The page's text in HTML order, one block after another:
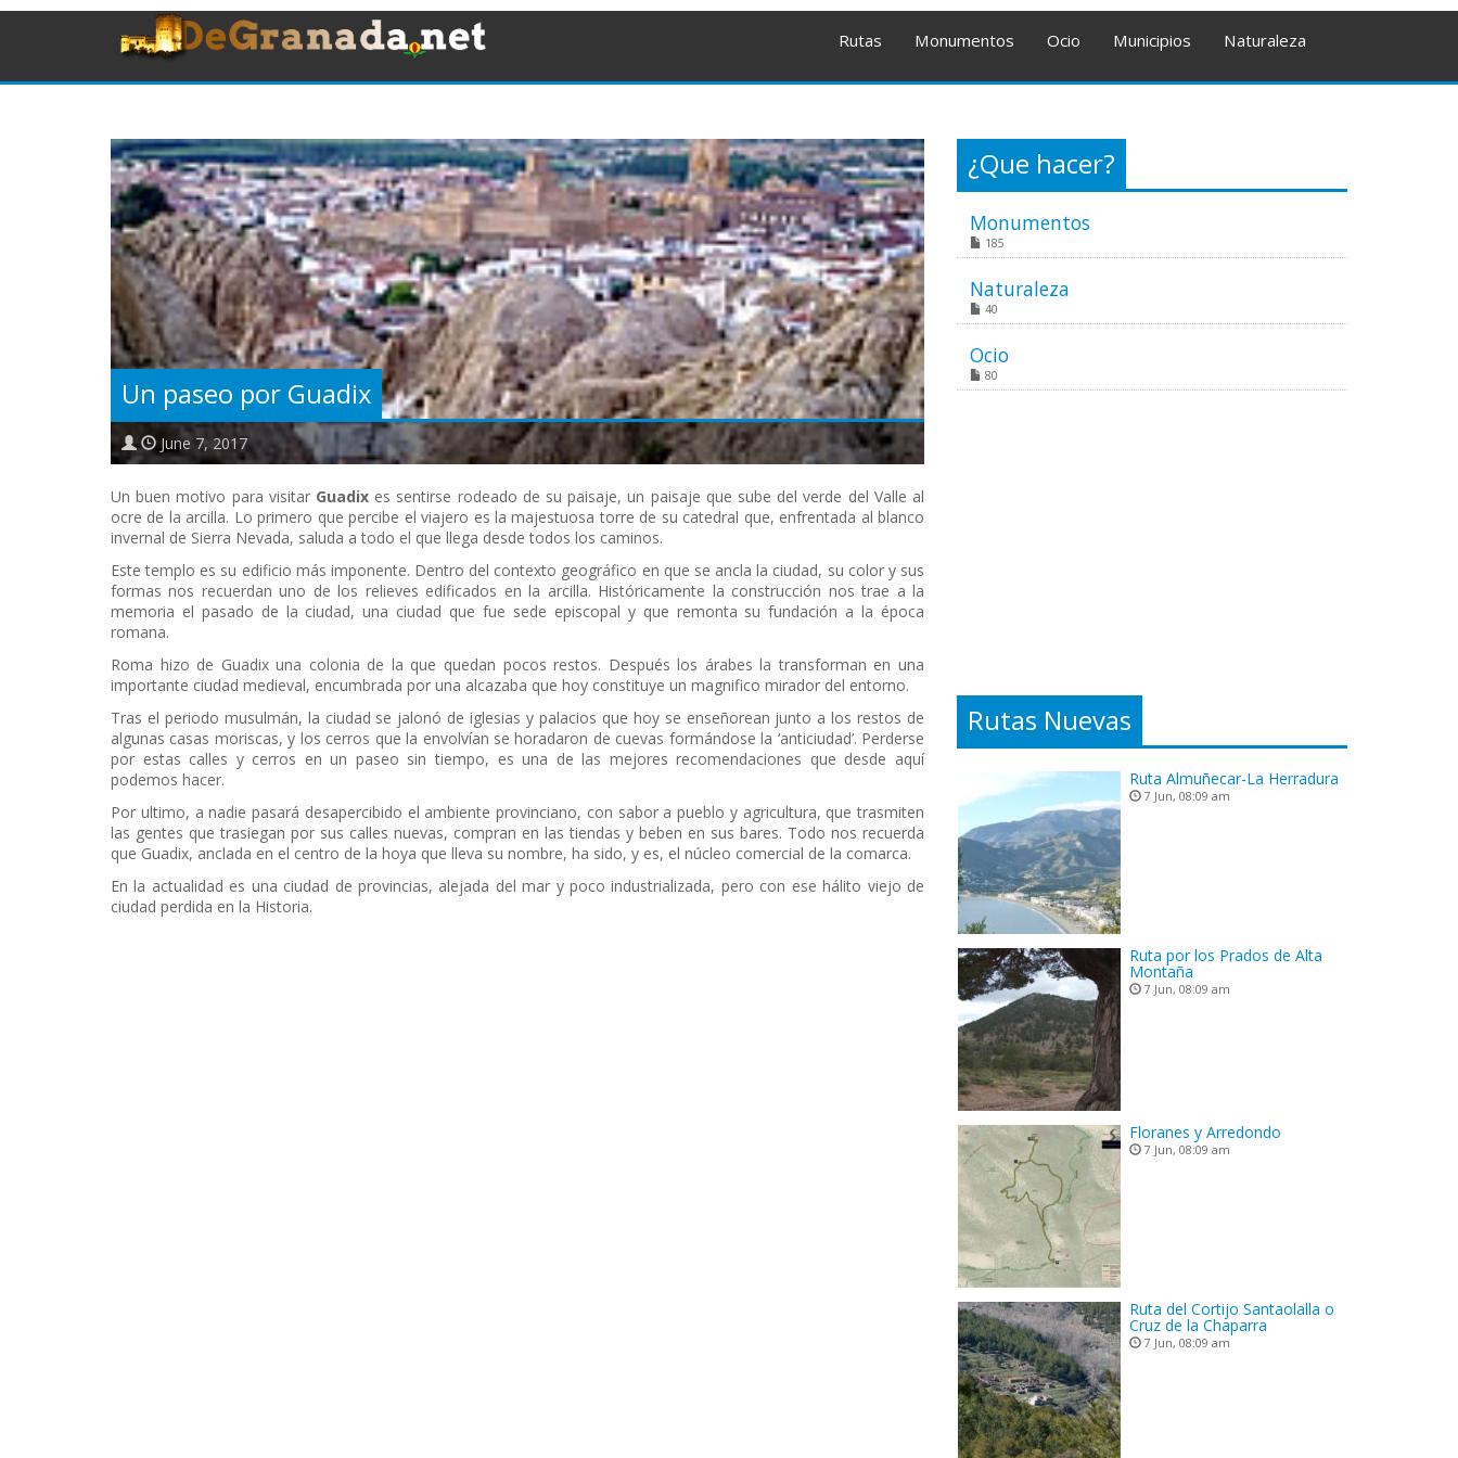
Rutas Monumentos Ocio Municipios Naturaleza
Un paseo por Guadix
June 7, 2017
Un buen motivo para visitar Guadix es sentirse rodeado de su paisaje, un paisaje que sube del verde del Valle al
ocre de la arcilla. Lo primero que percibe el viajero es la majestuosa torre de su catedral que, enfrentada al blanco
invernal de Sierra Nevada, saluda a todo el que llega desde todos los caminos.
Este templo es su edificio más imponente. Dentro del contexto geográfico en que se ancla la ciudad, su color y sus
formas nos recuerdan uno de los relieves edificados en la arcilla. Históricamente la construcción nos trae a la
memoria el pasado de la ciudad, una ciudad que fue sede episcopal y que remonta su fundación a la época
romana.
Roma hizo de Guadix una colonia de la que quedan pocos restos. Después los árabes la transforman en una
importante ciudad medieval, encumbrada por una alcazaba que hoy constituye un magnifico mirador del entorno.
Tras el periodo musulmán, la ciudad se jalonó de iglesias y palacios que hoy se enseñorean junto a los restos de
algunas casas moriscas, y los cerros que la envolvían se horadaron de cuevas formándose la ‘anticiudad’. Perderse
por estas calles y cerros en un paseo sin tiempo, es una de las mejores recomendaciones que desde aquí
podemos hacer.
Por ultimo, a nadie pasará desapercibido el ambiente provinciano, con sabor a pueblo y agricultura, que trasmiten
las gentes que trasiegan por sus calles nuevas, compran en las tiendas y beben en sus bares. Todo nos recuerda
que Guadix, anclada en el centro de la hoya que lleva su nombre, ha sido, y es, el núcleo comercial de la comarca.
En la actualidad es una ciudad de provincias, alejada del mar y poco industrializada, pero con ese hálito viejo de
ciudad perdida en la Historia.
¿Que hacer?
Monumentos
185
Naturaleza
40
Ocio
80
Rutas Nuevas
Ruta Almuñecar-La Herradura
7 Jun, 08:09 am
Ruta por los Prados de Alta
Montaña
7 Jun, 08:09 am
Floranes y Arredondo
7 Jun, 08:09 am
Ruta del Cortijo Santaolalla o
Cruz de la Chaparra
7 Jun, 08:09 am